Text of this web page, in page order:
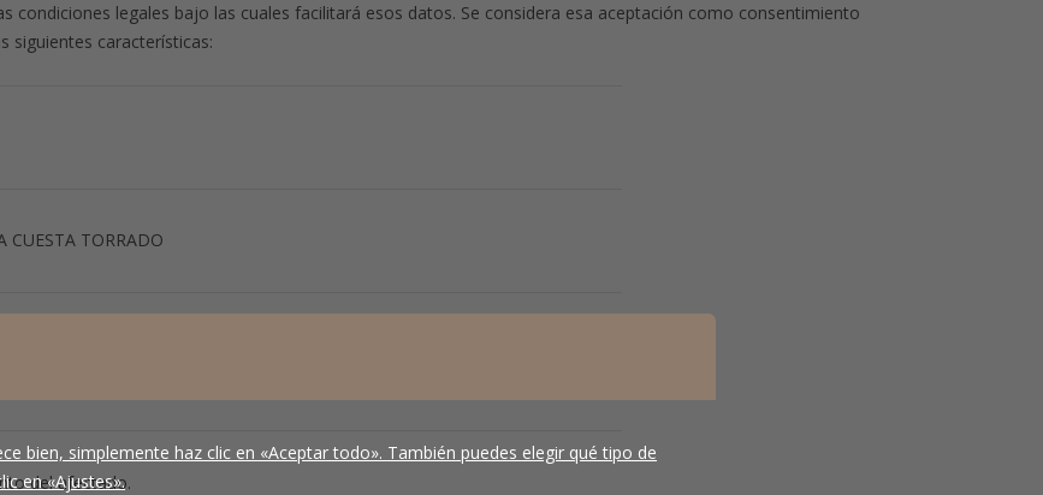
condiciones legales bajo las cuales facilitará esos datos. Se considera esa aceptación como consentimiento
siguientes características:
CUESTA TORRADO
del afectado.
bien, simplemente haz clic en «Aceptar todo». También puedes elegir qué tipo de
en «Ajustes».